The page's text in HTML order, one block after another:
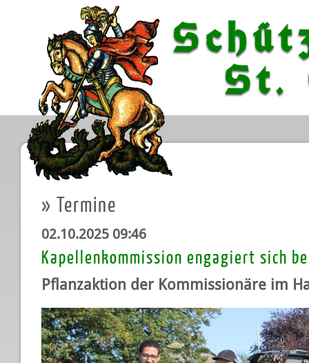
St.
» Termine
02.10.2025 09:46
Kapellenkommission engagiert sich
Pflanzaktion der Kommissionäre im